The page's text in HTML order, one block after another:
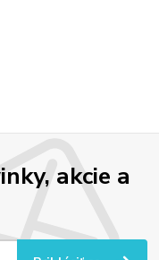
akcie a